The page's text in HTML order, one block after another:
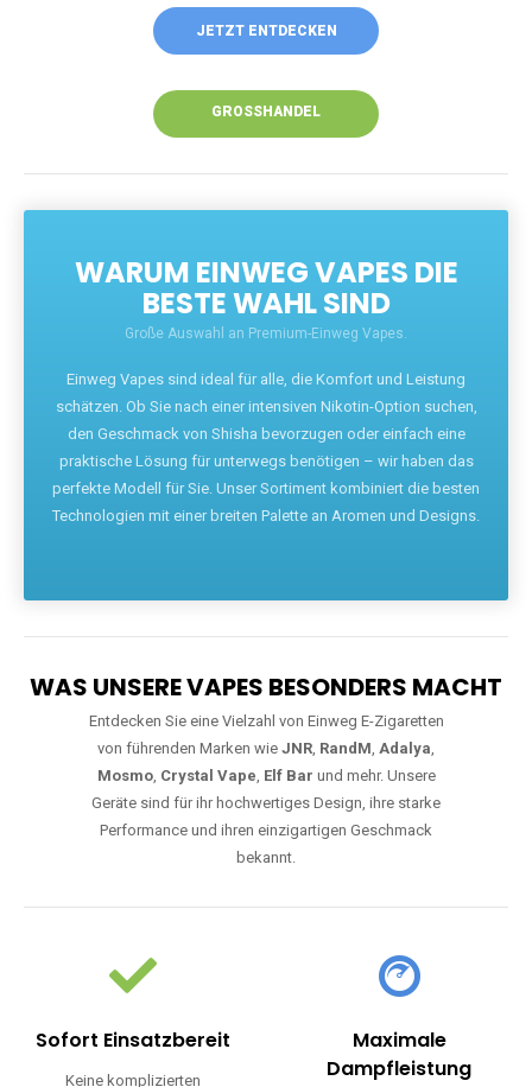
JETZT ENTDECKEN
GROSSHANDEL
WARUM EINWEG VAPES DIE
BESTE WAHL SIND
Große Auswahl an Premium-Einweg Vapes.
Einweg Vapes sind ideal für alle, die Komfort und Leistung
schätzen. Ob Sie nach einer intensiven Nikotin-Option suchen,
den Geschmack von Shisha bevorzugen oder einfach eine
praktische Lösung für unterwegs benötigen – wir haben das
perfekte Modell für Sie. Unser Sortiment kombiniert die besten
Technologien mit einer breiten Palette an Aromen und Designs.
WAS UNSERE VAPES BESONDERS MACHT
Entdecken Sie eine Vielzahl von Einweg E-Zigaretten
von führenden Marken wie JNR, RandM, Adalya,
Mosmo, Crystal Vape, Elf Bar und mehr. Unsere
Geräte sind für ihr hochwertiges Design, ihre starke
Performance und ihren einzigartigen Geschmack
bekannt.
Sofort Einsatzbereit
Keine komplizierten
Maximale
Dampfleistung